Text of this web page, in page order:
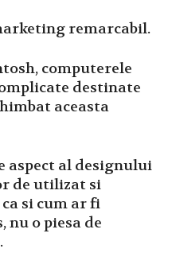
remarcabil.
computerele
destinate
aceasta
aspect al designului
de utilizat si
si cum ar fi
o piesa de